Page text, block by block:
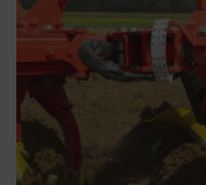
Geschikt voor alle